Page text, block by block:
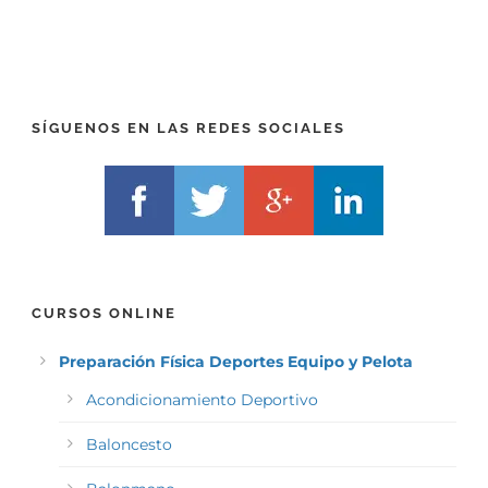
SÍGUENOS EN LAS REDES SOCIALES
CURSOS ONLINE
Preparación Física Deportes Equipo y Pelota
Acondicionamiento Deportivo
Baloncesto